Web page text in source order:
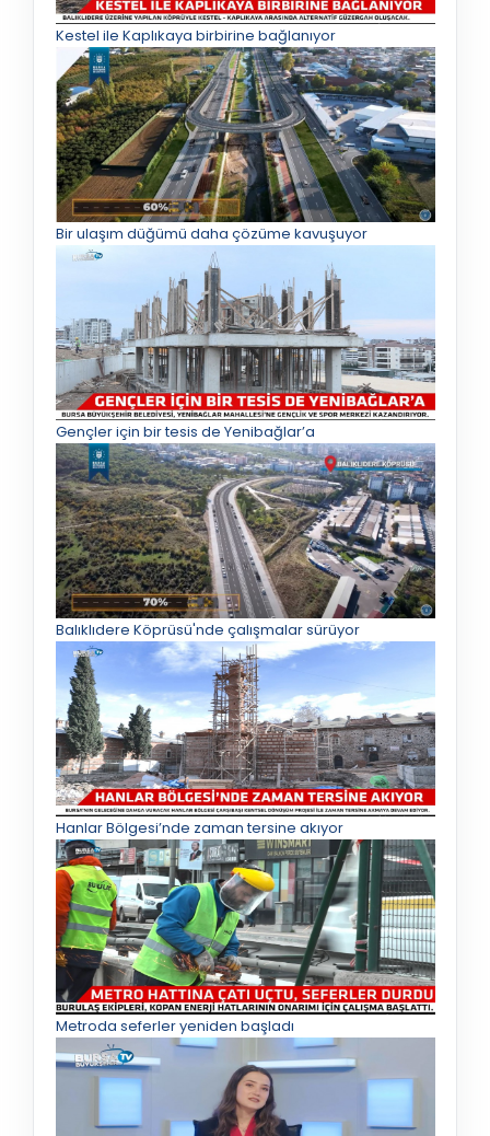
Kestel ile Kaplıkaya birbirine bağlanıyor
Bir ulaşım düğümü daha çözüme kavuşuyor
Gençler için bir tesis de Yenibağlar’a
Balıklıdere Köprüsü'nde çalışmalar sürüyor
Hanlar Bölgesi’nde zaman tersine akıyor
Metroda seferler yeniden başladı